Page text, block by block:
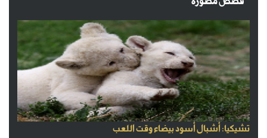
تشيكيا: أشبال أسود بيضاء وقت اللعب